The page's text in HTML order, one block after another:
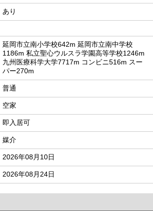
あり
延岡市立南小学校642m 延岡市立南中学校
1186m 私立聖心ウルスラ学園高等学校1246m
九州医療科学大学7717m コンビニ516m スー
パー270m
普通
空家
即入居可
媒介
2026年08月10日
2026年08月24日